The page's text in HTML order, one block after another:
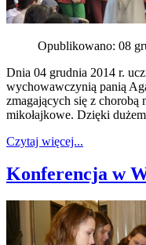
Opublikowano: 08
Dnia 04 grudnia 2014 r.
wychowawczynią panią
zmagających się z
mikołajkowe. Dzięki
Czytaj więcej...
Konferencja w